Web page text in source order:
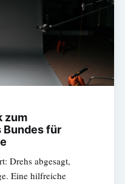
zum
Bundes für
Drehs abgesagt,
Eine hilfreiche